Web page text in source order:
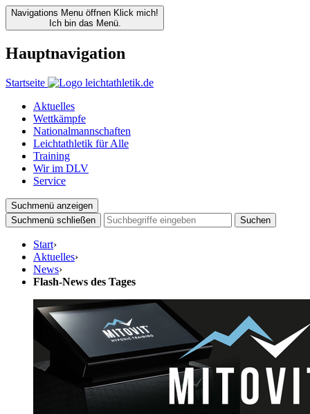
Navigations Menu öffnen Klick mich!
Ich bin das Menü.
Hauptnavigation
Startseite
Aktuelles
Wettkämpfe
Nationalmannschaften
Leichtathletik für Alle
Training
Wir im DLV
Service
Suchmenü anzeigen
Suchmenü schließen
Suchen
Start›
Aktuelles›
News›
Flash-News des Tages